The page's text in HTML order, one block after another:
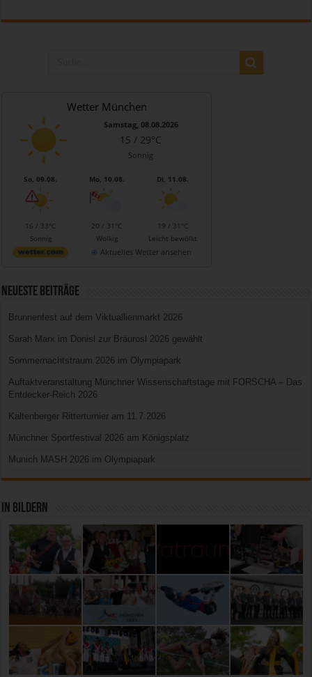
Wetter München
Samstag, 08.08.2026
15 / 29°C
Sonnig
So, 09.08.
16 / 33°C
Sonnig
Mo, 10.08.
20 / 31°C
Wolkig
Di, 11.08.
19 / 31°C
Leicht bewölkt
Aktuelles Wetter ansehen
Neueste Beiträge
Brunnenfest auf dem Viktuallienmarkt 2026
Sarah Marx im Donisl zur Bräurosl 2026 gewählt
Sommernachtstraum 2026 im Olympiapark
Auftaktveranstaltung Münchner Wissenschaftstage mit FORSCHA – Das
Entdecker-Reich 2026
Kaltenberger Ritterturnier am 11.7.2026
Münchner Sportfestival 2026 am Königsplatz
Munich MASH 2026 im Olympiapark
In Bildern